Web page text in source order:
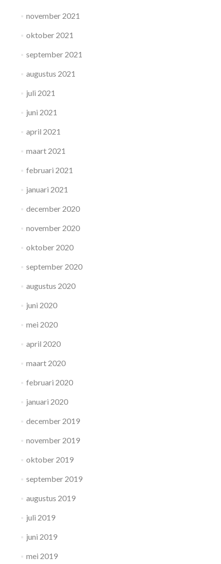
november 2021
oktober 2021
september 2021
augustus 2021
juli 2021
juni 2021
april 2021
maart 2021
februari 2021
januari 2021
december 2020
november 2020
oktober 2020
september 2020
augustus 2020
juni 2020
mei 2020
april 2020
maart 2020
februari 2020
januari 2020
december 2019
november 2019
oktober 2019
september 2019
augustus 2019
juli 2019
juni 2019
mei 2019